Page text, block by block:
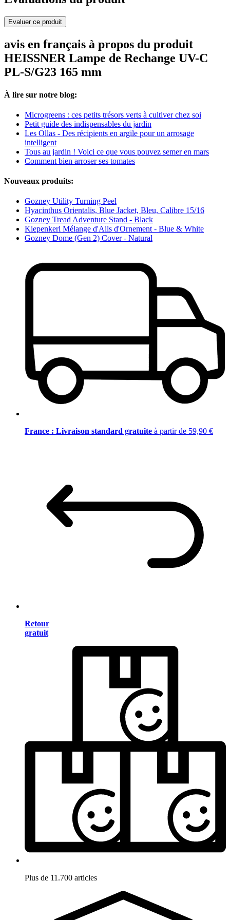
Evaluer ce produit
avis en français à propos du produit
HEISSNER Lampe de Rechange UV-C
PL-S/G23 165 mm
À lire sur notre blog:
Microgreens : ces petits trésors verts à cultiver chez soi
Petit guide des indispensables du jardin
Les Ollas - Des récipients en argile pour un arrosage
intelligent
Tous au jardin ! Voici ce que vous pouvez semer en mars
Comment bien arroser ses tomates
Nouveaux produits:
Gozney Utility Turning Peel
Hyacinthus Orientalis, Blue Jacket, Bleu, Calibre 15/16
Gozney Tread Adventure Stand - Black
Kiepenkerl Mélange d'Ails d'Ornement - Blue & White
Gozney Dome (Gen 2) Cover - Natural
France : Livraison standard gratuite à partir de 59,90 €
Retour
gratuit
Plus de 11.700 articles